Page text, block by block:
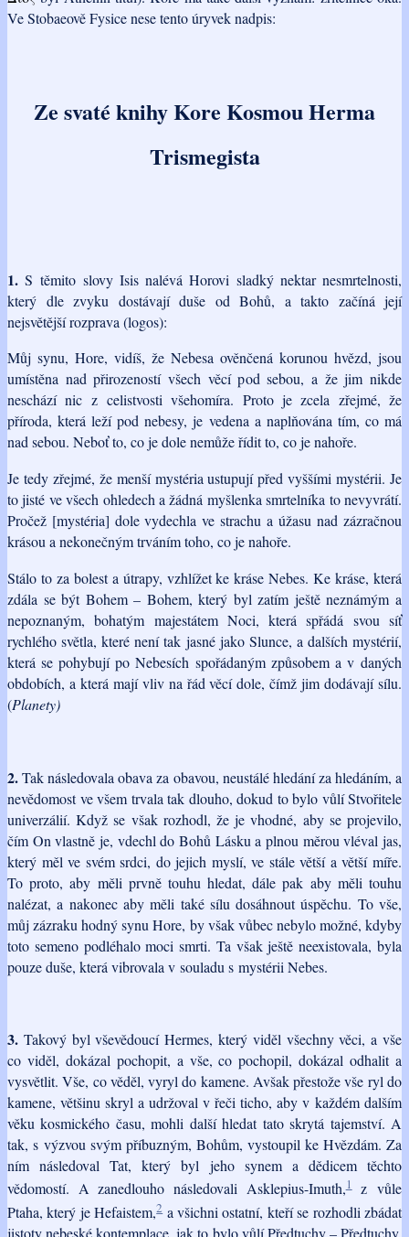
Ve Stobaeově Fysice nese tento úryvek nadpis:
Ze svaté knihy Kore Kosmou Herma
Trismegista
1. S těmito slovy Isis nalévá Horovi sladký nektar nesmrtelnosti,
který dle zvyku dostávají duše od Bohů, a takto začíná její
nejsvětější rozprava (logos):
Můj synu, Hore, vidíš, že Nebesa ověnčená korunou hvězd, jsou
umístěna nad přirozeností všech věcí pod sebou, a že jim nikde
neschází nic z celistvosti všehomíra. Proto je zcela zřejmé, že
příroda, která leží pod nebesy, je vedena a naplňována tím, co má
nad sebou. Neboť to, co je dole nemůže řídit to, co je nahoře.
Je tedy zřejmé, že menší mystéria ustupují před vyššími mystérii. Je
to jisté ve všech ohledech a žádná myšlenka smrtelníka to nevyvrátí.
Pročež [mystéria] dole vydechla ve strachu a úžasu nad zázračnou
krásou a nekonečným trváním toho, co je nahoře.
Stálo to za bolest a útrapy, vzhlížet ke kráse Nebes. Ke kráse, která
zdála se být Bohem – Bohem, který byl zatím ještě neznámým a
nepoznaným, bohatým majestátem Noci, která spřádá svou síť
rychlého světla, které není tak jasné jako Slunce, a dalších mystérií,
která se pohybují po Nebesích spořádaným způsobem a v daných
obdobích, a která mají vliv na řád věcí dole, čímž jim dodávají sílu.
(Planety)
2.Tak následovala obava za obavou, neustálé hledání za hledáním, a
nevědomost ve všem trvala tak dlouho, dokud to bylo vůlí Stvořitele
univerzálií. Když se však rozhodl, že je vhodné, aby se projevilo,
čím On vlastně je, vdechl do Bohů Lásku a plnou měrou vléval jas,
který měl ve svém srdci, do jejich myslí, ve stále větší a větší míře.
To proto, aby měli prvně touhu hledat, dále pak aby měli touhu
nalézat, a nakonec aby měli také sílu dosáhnout úspěchu. To vše,
můj zázraku hodný synu Hore, by však vůbec nebylo možné, kdyby
toto semeno podléhalo moci smrti. Ta však ještě neexistovala, byla
pouze duše, která vibrovala v souladu s mystérii Nebes.
3. Takový byl vševědoucí Hermes, který viděl všechny věci, a vše
co viděl, dokázal pochopit, a vše, co pochopil, dokázal odhalit a
vysvětlit. Vše, co věděl, vyryl do kamene. Avšak přestože vše ryl do
kamene, většinu skryl a udržoval v řeči ticho, aby v každém dalším
věku kosmického času, mohli další hledat tato skrytá tajemství. A
tak, s výzvou svým příbuzným, Bohům, vystoupil ke Hvězdám. Za
ním následoval Tat, který byl jeho synem a dědicem těchto
vědomostí. A zanedlouho následovali Asklepius-Imuth,1z vůle
Ptaha, který je Hefaistem,2a všichni ostatní, kteří se rozhodli zbádat
jistoty nebeské kontemplace, jak to bylo vůlí Předtuchy – Předtuchy,